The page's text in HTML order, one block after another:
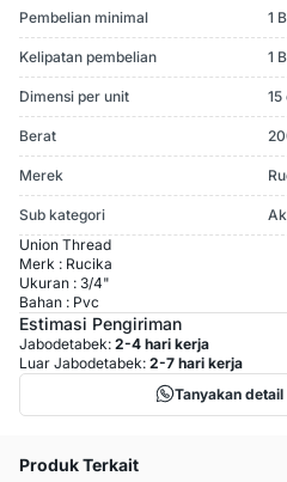
Pembelian minimal 1
Kelipatan pembelian 1
Dimensi per unit 15
Berat
Merek
Sub kategori
Union Thread
Merk : Rucika
Ukuran : 3/4"
Bahan : Pvc
Estimasi Pengiriman
Jabodetabek: 2-4 hari kerja
Luar Jabodetabek: 2-7 hari kerja
Tanyakan
Produk Terkait